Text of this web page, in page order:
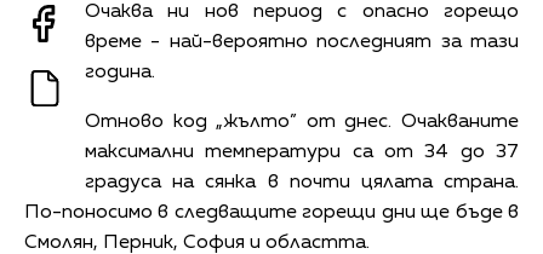
Очаква ни нов период с опасно горещо
време - най-вероятно последният за тази
година.
Отново код „жълто” от днес. Очакваните
максимални температури са от 34 до 37
градуса на сянка в почти цялата страна.
По-поносимо в следващите горещи дни ще бъде в
Смолян, Перник, София и областта.